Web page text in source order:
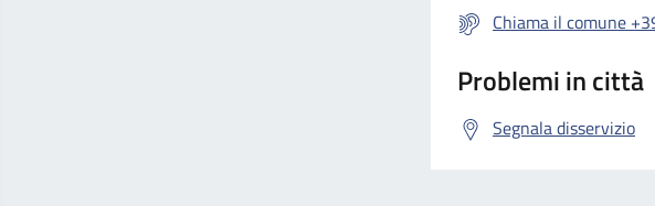
Chiama il comune
Problemi in città
Segnala disservizio